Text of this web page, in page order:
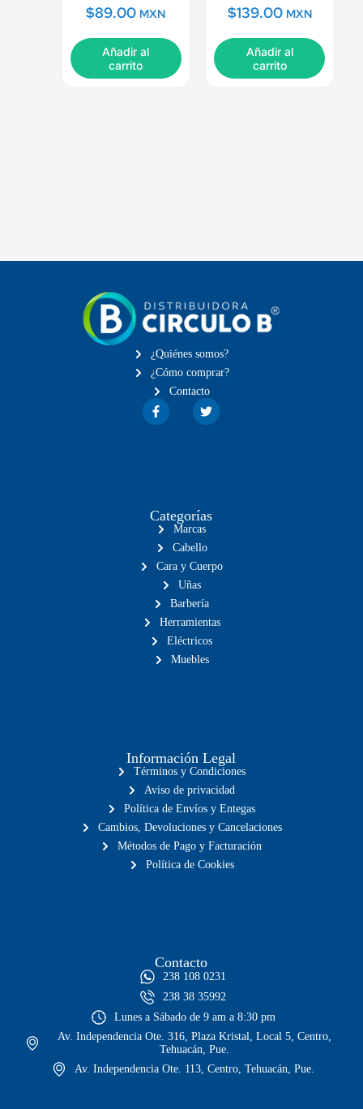
$89.00 MXN
Añadir al
carrito
$139.00 MXN
Añadir al
carrito
¿Quiénes somos?
¿Cómo comprar?
Contacto
Categorías
Marcas
Cabello
Cara y Cuerpo
Uñas
Barbería
Herramientas
Eléctricos
Muebles
Información Legal
Términos y Condiciones
Aviso de privacidad
Política de Envíos y Entegas
Cambios, Devoluciones y Cancelaciones
Métodos de Pago y Facturación
Política de Cookies
Contacto
238 108 0231
238 38 35992
Lunes a Sábado de 9 am a 8:30 pm
Av. Independencia Ote. 316, Plaza Kristal, Local 5, Centro,
Tehuacán, Pue.
Av. Independencia Ote. 113, Centro, Tehuacán, Pue.